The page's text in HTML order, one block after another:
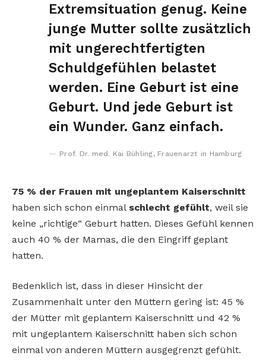
Extremsituation genug. Keine
junge Mutter sollte zusätzlich
mit ungerechtfertigten
Schuldgefühlen belastet
werden. Eine Geburt ist eine
Geburt. Und jede Geburt ist
ein Wunder. Ganz einfach.
Prof. Dr. med. Kai Bühling, Frauenarzt in Hamburg
75 % der Frauen mit ungeplantem Kaiserschnitt
haben sich schon einmal schlecht gefühlt, weil sie
keine „richtige“ Geburt hatten. Dieses Gefühl kennen
auch 40 % der Mamas, die den Eingriff geplant
hatten.
Bedenklich ist, dass in dieser Hinsicht der
Zusammenhalt unter den Müttern gering ist: 45 %
der Mütter mit geplantem Kaiserschnitt und 42 %
mit ungeplantem Kaiserschnitt haben sich schon
einmal von anderen Müttern ausgegrenzt gefühlt.